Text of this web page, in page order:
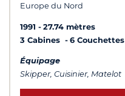
Europe du Nord
1991
27.74 mètres
3 Cabines
6 Couchettes
Équipage
Skipper, Cuisinier, Matelot